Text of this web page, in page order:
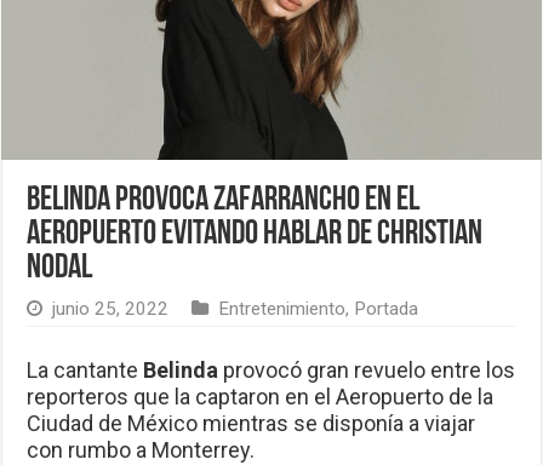
Belinda provoca zafarrancho en el
aeropuerto evitando hablar de Christian
Nodal
junio 25, 2022 Entretenimiento, Portada
La cantante Belinda provocó gran revuelo entre los
reporteros que la captaron en el Aeropuerto de la
Ciudad de México mientras se disponía a viajar
con rumbo a Monterrey.